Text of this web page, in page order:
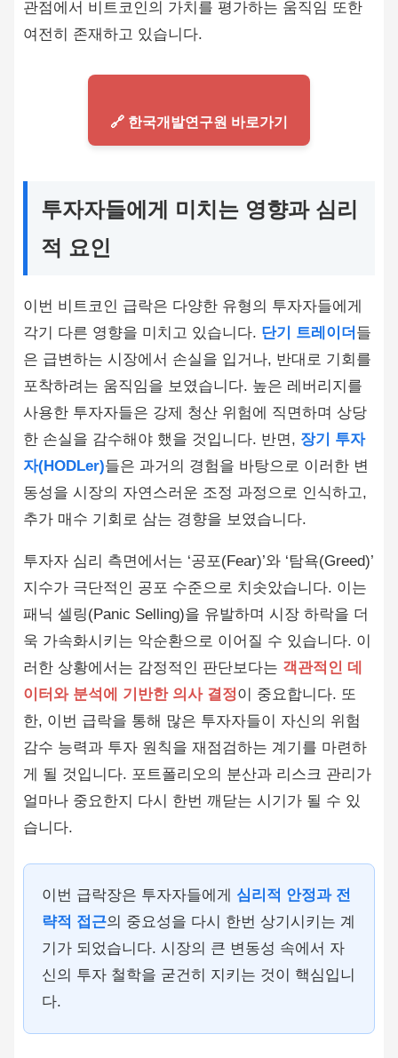
관점에서 비트코인의 가치를 평가하는 움직임 또한
여전히 존재하고 있습니다.
🔗 한국개발연구원 바로가기
투자자들에게 미치는 영향과 심리
적 요인
이번 비트코인 급락은 다양한 유형의 투자자들에게
각기 다른 영향을 미치고 있습니다. 단기 트레이더 들
은 급변하는 시장에서 손실을 입거나, 반대로 기회를
포착하려는 움직임을 보였습니다. 높은 레버리지를
사용한 투자자들은 강제 청산 위험에 직면하며 상당
한 손실을 감수해야 했을 것입니다. 반면, 장기 투자
자(HODLer)들은 과거의 경험을 바탕으로 이러한 변
동성을 시장의 자연스러운 조정 과정으로 인식하고,
추가 매수 기회로 삼는 경향을 보였습니다.
투자자 심리 측면에서는 ‘공포(Fear)’와 ‘탐욕(Greed)’
지수가 극단적인 공포 수준으로 치솟았습니다. 이는
패닉 셀링(Panic Selling)을 유발하며 시장 하락을 더
욱 가속화시키는 악순환으로 이어질 수 있습니다. 이
러한 상황에서는 감정적인 판단보다는 객관적인 데
이터와 분석에 기반한 의사 결정이 중요합니다. 또
한, 이번 급락을 통해 많은 투자자들이 자신의 위험
감수 능력과 투자 원칙을 재점검하는 계기를 마련하
게 될 것입니다. 포트폴리오의 분산과 리스크 관리가
얼마나 중요한지 다시 한번 깨닫는 시기가 될 수 있
습니다.
이번 급락장은 투자자들에게 심리적 안정과 전
략적 접근의 중요성을 다시 한번 상기시키는 계
기가 되었습니다. 시장의 큰 변동성 속에서 자
신의 투자 철학을 굳건히 지키는 것이 핵심입니
다.